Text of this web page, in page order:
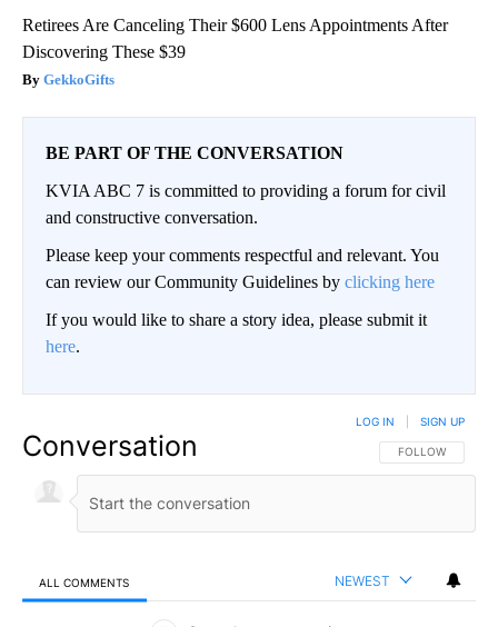
Retirees Are Canceling Their $600 Lens Appointments After
Discovering These $39
GekkoGifts
BE PART OF THE CONVERSATION
KVIA ABC 7 is committed to providing a forum for civil
and constructive conversation.
Please keep your comments respectful and relevant. You
can review our Community Guidelines by clicking here
If you would like to share a story idea, please submit it
here.
Conversation FOLLOW THIS
FOLLOW
LOG IN SIGN UP
ALL COMMENTS NEWEST
All Comments